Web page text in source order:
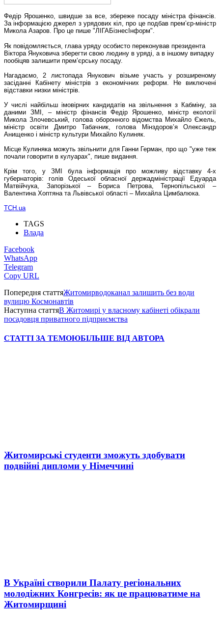
Федір Ярошенко, швидше за все, збереже посаду міністра фінансів.
За інформацією джерел з урядових кіл, про це подбав прем’єр-міністр
Микола Азаров. Про це пише "ЛІГАБізнесІнформ".
Як повідомляється, глава уряду особисто переконував президента
Віктора Януковича зберегти свою людину в уряді, а в іншому випадку
пообіцяв залишити прем’єрську посаду.
Нагадаємо, 2 листопада Янукович візьме участь у розширеному
засіданні Кабінету міністрів з економічних реформ. Не виключені
відставки низки міністрів.
У числі найбільш імовірних кандидатів на звільнення з Кабміну, за
даними ЗМІ, – міністр фінансів Федір Ярошенко, міністр екології
Микола Злочевський, голова оборонного відомства Михайло Єжель,
міністр освіти Дмитро Табачник, голова Мінздоров’я Олександр
Анищенко і міністр культури Михайло Кулиняк.
Місце Кулиняка можуть звільнити для Ганни Герман, про що "уже теж
почали говорити в кулуарах", пише видання.
Крім того, у ЗМІ була інформація про можливу відставку 4-х
губернаторів: голів Одеської обласної держадміністрації Едуарда
Матвійчука, Запорізької – Бориса Петрова, Тернопільської –
Валентина Хоптяна та Львівської області – Михайла Цимбалюка.
ТСН.ua
TAGS
Влада
Facebook
WhatsApp
Telegram
Copy URL
Попередня статтяЖитомирводоканал залишить без води
вулицю Космонавтів
Наступна статтяВ Житомирі у власному кабінеті обікрали
посадовця приватного підприємства
СТАТТІ ЗА ТЕМОЮБІЛЬШЕ ВІД АВТОРА
Житомирські студенти зможуть здобувати
подвійні дипломи у Німеччині
В Україні створили Палату регіональних
молодіжних Конгресів: як це працюватиме на
Житомирщині